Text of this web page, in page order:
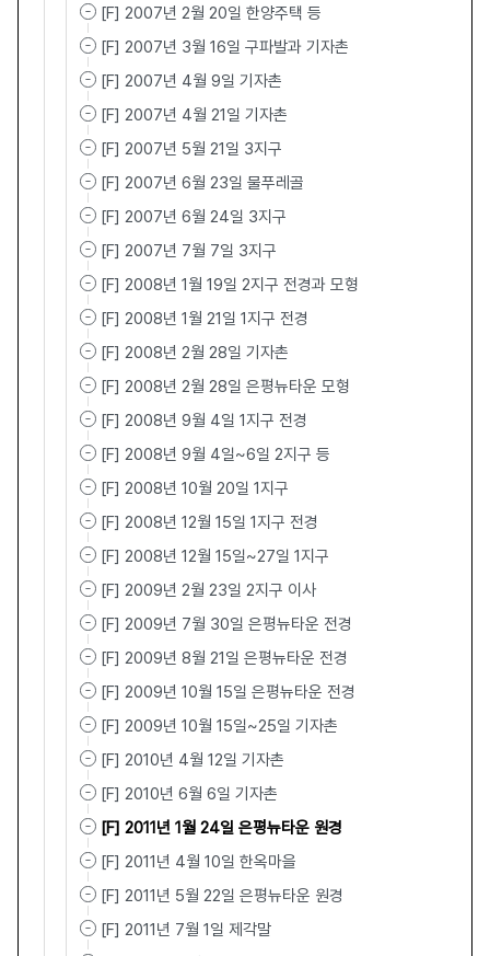
[F] 2007년 2월 20일 한양주택 등
[F] 2007년 3월 16일 구파발과 기자촌
[F] 2007년 4월 9일 기자촌
[F] 2007년 4월 21일 기자촌
[F] 2007년 5월 21일 3지구
[F] 2007년 6월 23일 물푸레골
[F] 2007년 6월 24일 3지구
[F] 2007년 7월 7일 3지구
[F] 2008년 1월 19일 2지구 전경과 모형
[F] 2008년 1월 21일 1지구 전경
[F] 2008년 2월 28일 기자촌
[F] 2008년 2월 28일 은평뉴타운 모형
[F] 2008년 9월 4일 1지구 전경
[F] 2008년 9월 4일~6일 2지구 등
[F] 2008년 10월 20일 1지구
[F] 2008년 12월 15일 1지구 전경
[F] 2008년 12월 15일~27일 1지구
[F] 2009년 2월 23일 2지구 이사
[F] 2009년 7월 30일 은평뉴타운 전경
[F] 2009년 8월 21일 은평뉴타운 전경
[F] 2009년 10월 15일 은평뉴타운 전경
[F] 2009년 10월 15일~25일 기자촌
[F] 2010년 4월 12일 기자촌
[F] 2010년 6월 6일 기자촌
[F] 2011년 1월 24일 은평뉴타운 원경
[F] 2011년 4월 10일 한옥마을
[F] 2011년 5월 22일 은평뉴타운 원경
[F] 2011년 7월 1일 제각말